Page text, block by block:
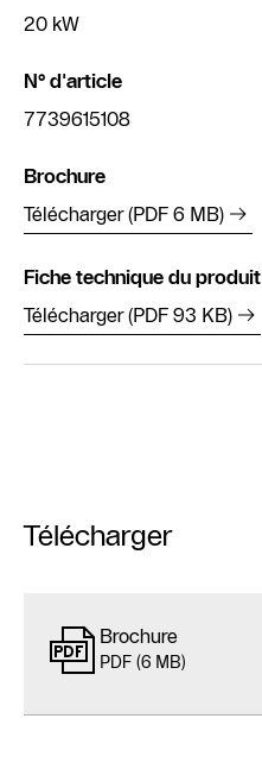
20 kW
N° d'article
7739615108
Brochure
Télécharger (PDF 6 MB)
Fiche technique du produit
Télécharger (PDF 93 KB)
Télécharger
Brochure
PDF (6 MB)